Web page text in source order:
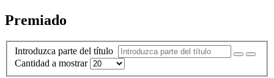
Premiado
Introduzca parte del título
Cantidad a mostrar